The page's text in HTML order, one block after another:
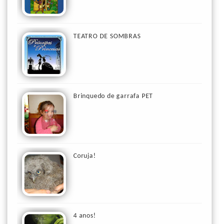
TEATRO DE SOMBRAS
Brinquedo de garrafa PET
Coruja!
4 anos!